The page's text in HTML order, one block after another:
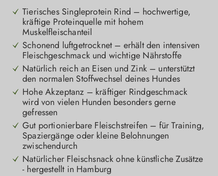
Tierisches Singleprotein Rind – hochwertige,
kräftige Proteinquelle mit hohem
Muskelfleischanteil
Schonend luftgetrocknet – erhält den intensiven
Fleischgeschmack und wichtige Nährstoffe
Natürlich reich an Eisen und Zink – unterstützt
den normalen Stoffwechsel deines Hundes
Hohe Akzeptanz – kräftiger Rindgeschmack
wird von vielen Hunden besonders gerne
gefressen
Gut portionierbare Fleischstreifen – für Training,
Spaziergänge oder kleine Belohnungen
zwischendurch
Natürlicher Fleischsnack ohne künstliche Zusätze
- hergestellt in Hamburg